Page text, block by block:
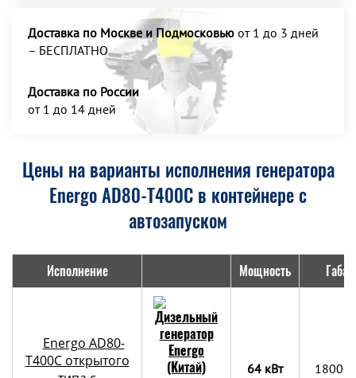
Доставка по Москве и Подмосковью от 1 до 3 дней
– БЕСПЛАТНО
Доставка по России
от 1 до 14 дней
Цены на варианты исполнения генератора
Energo AD80-T400C в контейнере с
автозапуском
Исполнение Мощность
Energo AD80-
T400C открытого
64 кВт